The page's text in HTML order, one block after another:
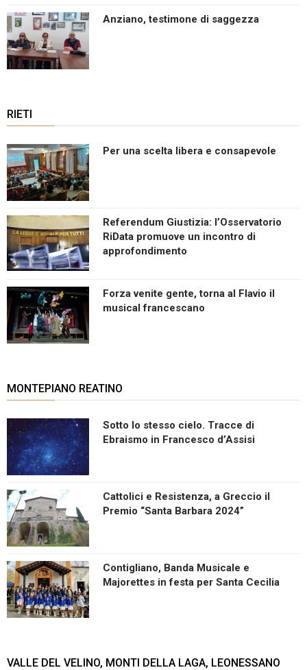
Anziano, testimone di saggezza
RIETI
Per una scelta libera e consapevole
Referendum Giustizia: l’Osservatorio
RiData promuove un incontro di
approfondimento
Forza venite gente, torna al Flavio il
musical francescano
MONTEPIANO REATINO
Sotto lo stesso cielo. Tracce di
Ebraismo in Francesco d’Assisi
Cattolici e Resistenza, a Greccio il
Premio “Santa Barbara 2024”
Contigliano, Banda Musicale e
Majorettes in festa per Santa Cecilia
VALLE DEL VELINO, MONTI DELLA LAGA, LEONESSANO